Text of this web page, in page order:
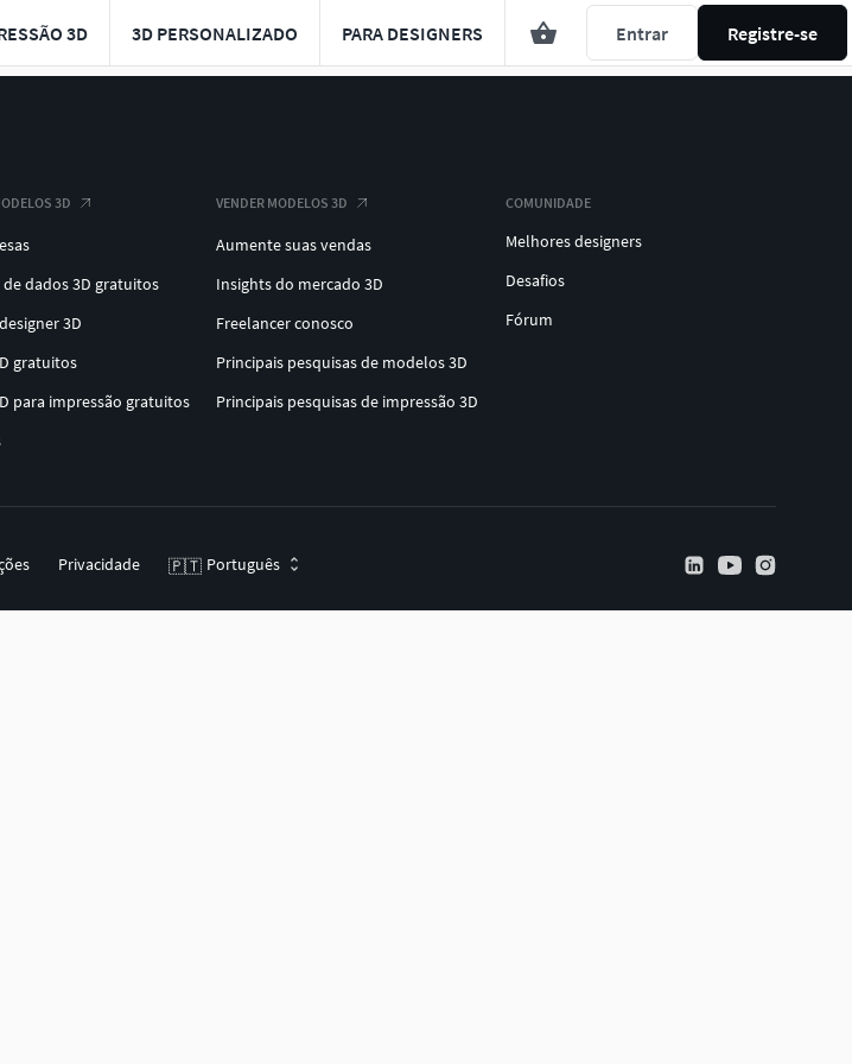
3D 3D PERSONALIZADO PARA DESIGNERS Entrar Registre-se
3D
dados 3D gratuitos
3D
gratuitos
para impressão gratuitos
VENDER MODELOS 3D
Aumente suas vendas
Insights do mercado 3D
Freelancer conosco
Principais pesquisas de modelos 3D
Principais pesquisas de impressão 3D
COMUNIDADE
Melhores designers
Desafios
Fórum
Privacidade 🇵🇹 Português